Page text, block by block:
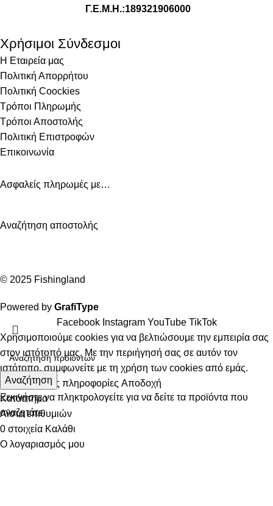
Γ.Ε.Μ.Η.:189321906000
Χρήσιμοι Σύνδεσμοι
Η Εταιρεία μας
Πολιτική Απορρήτου
Πολιτική Coockies
Τρόποι Πληρωμής
Τρόποι Αποστολής
Πολιτική Επιστροφών
Επικοινωνία
Ασφαλείς πληρωμές με…
Αναζήτηση αποστολής
© 2025 Fishingland
Powered by GrafiType
Αναζήτηση
Ξεκινήστε να πληκτρολογείτε για να δείτε τα προϊόντα που
αναζητάτε.
Facebook Instagram YouTube TikTok
Χρησιμοποιούμε cookies για να βελτιώσουμε την εμπειρία σας
στον ιστότοπό μας. Με την περιήγησή σας σε αυτόν τον
ιστότοπο, συμφωνείτε με τη χρήση των cookies από εμάς.
Περισσότερες πληροφορίες Αποδοχή
Κατάστημα
Λίστα επιθυμιών
0 στοιχεία Καλάθι
Ο λογαριασμός μου